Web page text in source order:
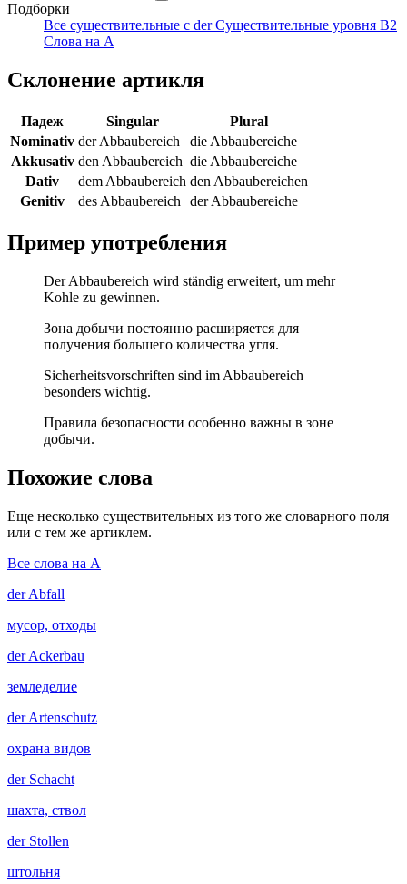
Подборки
Все существительные с derСуществительные уровня B2
Слова на A
Склонение артикля
Падеж Singular
Plural
Nominativ der Abbaubereich
die Abbaubereiche
Akkusativ den Abbaubereich die Abbaubereiche
Dativ
dem Abbaubereich den Abbaubereichen
Genitiv
des Abbaubereich der Abbaubereiche
Пример употребления
Der Abbaubereich wird ständig erweitert, um mehr
Kohle zu gewinnen.
Зона добычи постоянно расширяется для
получения большего количества угля.
Sicherheitsvorschriften sind im Abbaubereich
besonders wichtig.
Правила безопасности особенно важны в зоне
добычи.
Похожие слова
Еще несколько существительных из того же словарного поля
или с тем же артиклем.
Все слова на A
derAbfall
мусор, отходы
derAckerbau
земледелие
derArtenschutz
охрана видов
derSchacht
шахта, ствол
derStollen
штольня